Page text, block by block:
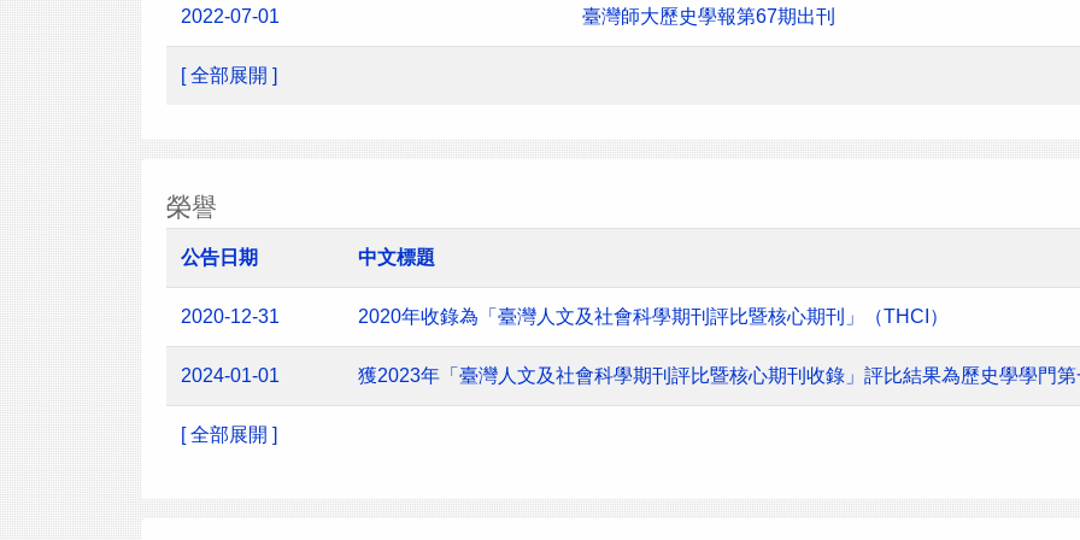
2022-07-01 臺灣師大歷史學報第67期出刊
[ 全部展開 ]
榮譽
公告日期 中文標題
2020-12-31 2020年收錄為「臺灣人文及社會科學期刊評比暨核心期刊」（THCI）
2024-01-01 獲2023年「臺灣人文及社會科學期刊評比暨核心期刊收錄」評比結果為歷史學學門
[ 全部展開 ]